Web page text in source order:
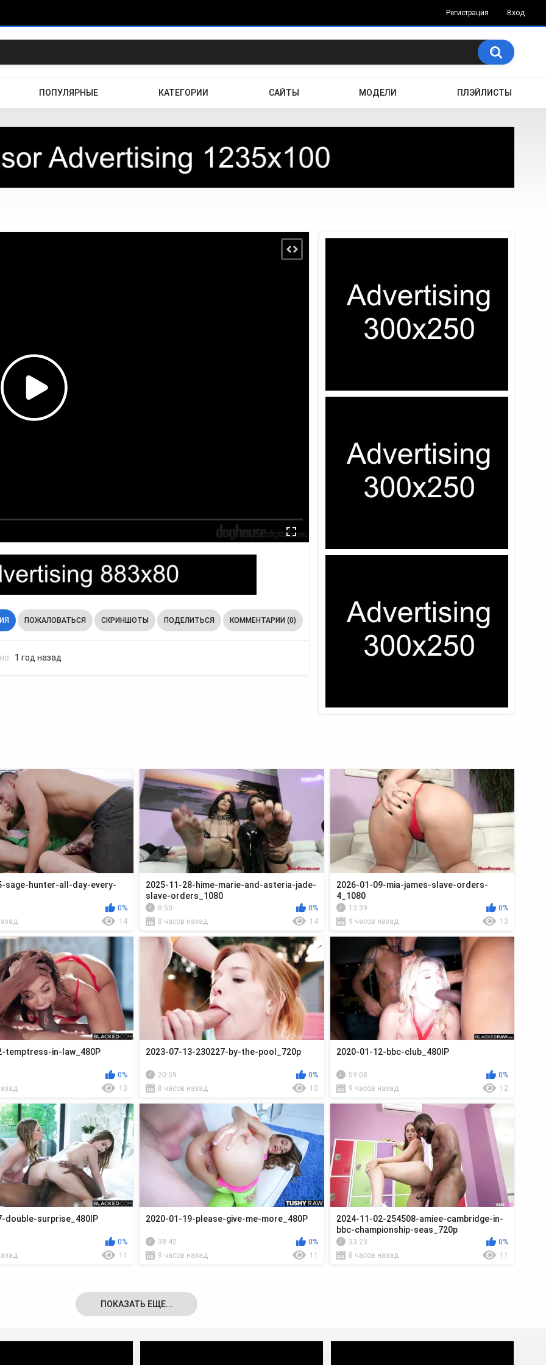
Регистрация Вход
ПОПУЛЯРНЫЕ КАТЕГОРИИ САЙТЫ МОДЕЛИ ПЛЭЙЛИСТЫ
ПОЖАЛОВАТЬСЯ СКРИНШОТЫ ПОДЕЛИТЬСЯ КОММЕНТАРИИ (0)
1 год назад
sage-hunter-all-day-every-
0%
14
2025-11-28-hime-marie-and-asteria-jade-
slave-orders_1080
8:50
0%
8 часов назад
14
2026-01-09-mia-james-slave-orders-
4_1080
13:39
0%
9 часов назад
13
temptress-in-law_480P
0%
13
2023-07-13-230227-by-the-pool_720p
20:59
0%
8 часов назад
13
2020-01-12-bbc-club_480lP
59:08
0%
9 часов назад
12
double-surprise_480lP
0%
11
2020-01-19-please-give-me-more_480P
38:42
0%
9 часов назад
11
2024-11-02-254508-amiee-cambridge-in-
bbc-championship-seas_720p
33:23
0%
8 часов назад
11
ПОКАЗАТЬ ЕЩЕ...